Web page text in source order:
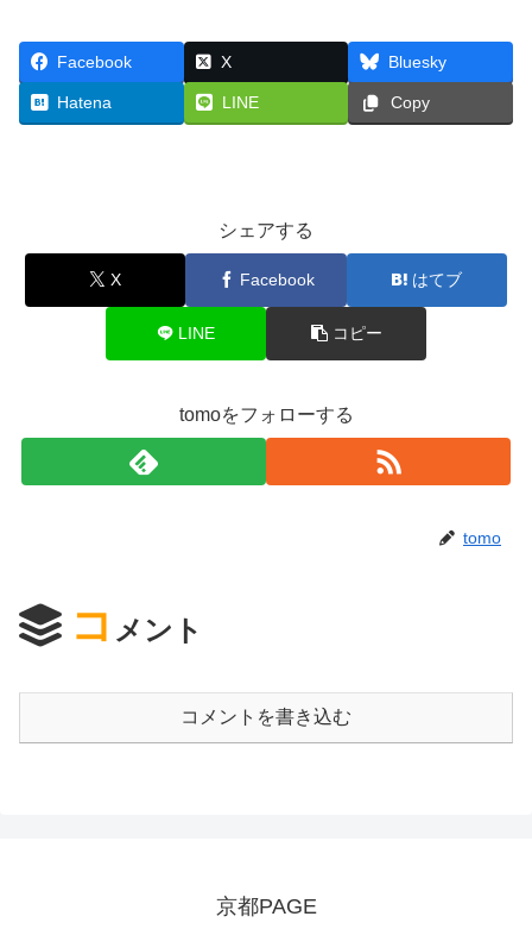
Facebook X Bluesky
Hatena LINE Copy
シェアする
X Facebook はてブ
LINE コピー
tomoをフォローする
tomo
コ メント
コメントを書き込む
京都PAGE